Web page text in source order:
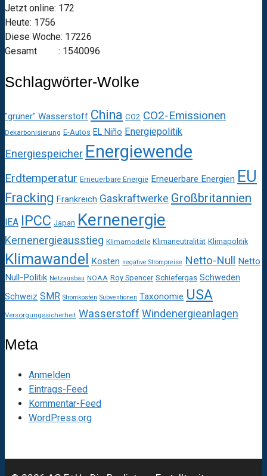
Jetzt online: 172
Heute: 1756
Diese Woche: 17226
Gesamt : 1540096
Schlagwörter-Wolke
"grüner" Wasserstoff China CO2 CO2-Emissionen
Dekarbonisierung E-Autos EL Niño Energiepolitik
Energiespeicher Energiewende
Erdtemperatur Erneuerbare Energie Erneuerbare Energien EU
Fracking Frankreich Gaskraftwerke Großbritannien
IEA IPCC Japan Kernenergie
Kernenergieausstieg Klimamodelle Klimaneutralität Klimapolitik
Klimawandel Kosten negative Strompreise Netto-Null Netto
Null-Politik Netzausbau NOAA Roy Spencer Schiefergas Schweden
Schweiz SMR Stromkosten Subventionen Taxonomie USA
Versorgungssicherheit Wasserstoff Windenergieanlagen
Meta
Anmelden
Eintrags-Feed
Kommentar-Feed
WordPress.org